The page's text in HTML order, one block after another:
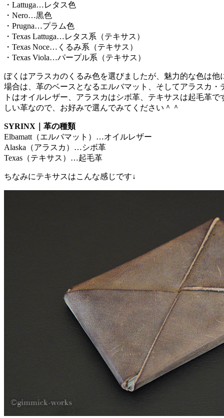
・Lattuga…レタス色
・Nero…黒色
・Prugna…プラム色
・Texas Lattuga…レタス系（テキサス）
・Texas Noce…くるみ系（テキサス）
・Texas Viola…パープル系（テキサス）
ぼくはアラスカのくるみ色を選びましたが、魅力的な色は
場合は、革のベースとなるエルバマット、そしてアラスカ
トはオイルレザー、アラスカはシボ革、テキサスは起毛革
しい革なので、お好みで選んでみてください＾＾
SYRINX｜革の種類
Elbamatt（エルバマット）…オイルレザー
Alaska（アラスカ）…シボ革
Texas（テキサス）…起毛革
ちなみにテキサスはこんな感じです↓